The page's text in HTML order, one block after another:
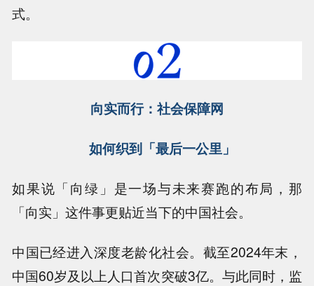
式。
向实而行：社会保障网
如何织到「最后一公里」
如果说「向绿」是一场与未来赛跑的布局，那
「向实」这件事更贴近当下的中国社会。
中国已经进入深度老龄化社会。截至2024年末，
中国60岁及以上人口首次突破3亿。与此同时，监